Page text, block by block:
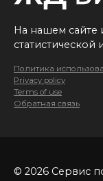
На нашем сайте
Политика
Privacy policy
Terms of use
Обратная связь
© 2026 Сервис